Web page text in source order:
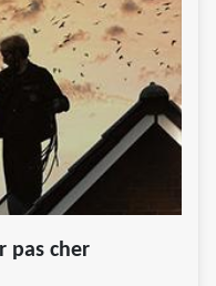
pas cher